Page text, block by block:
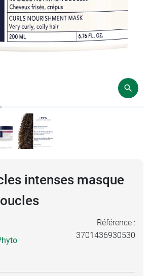
intenses masque
Référence :
3701436930530